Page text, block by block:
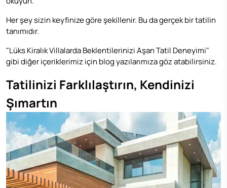
Her şey sizin keyfinize göre şekillenir. Bu da gerçek bir tatilin
tanımıdır.
"Lüks Kiralık Villalarda Beklentilerinizi Aşan Tatil Deneyimi"
gibi diğer içeriklerimiz için blogyazılarımıza göz atabilirsiniz.
Tatilinizi Farklılaştırın, Kendinizi
Şımartın